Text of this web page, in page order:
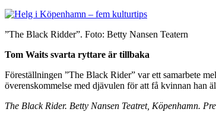
”The Black Ridder”. Foto: Betty Nansen Teatern
Tom Waits svarta ryttare är tillbaka
Föreställningen ”The Black Rider” var ett samarbete
överenskommelse med djävulen för att få kvinnan han
The Black Rider. Betty Nansen Teatret, Köpenhamn.